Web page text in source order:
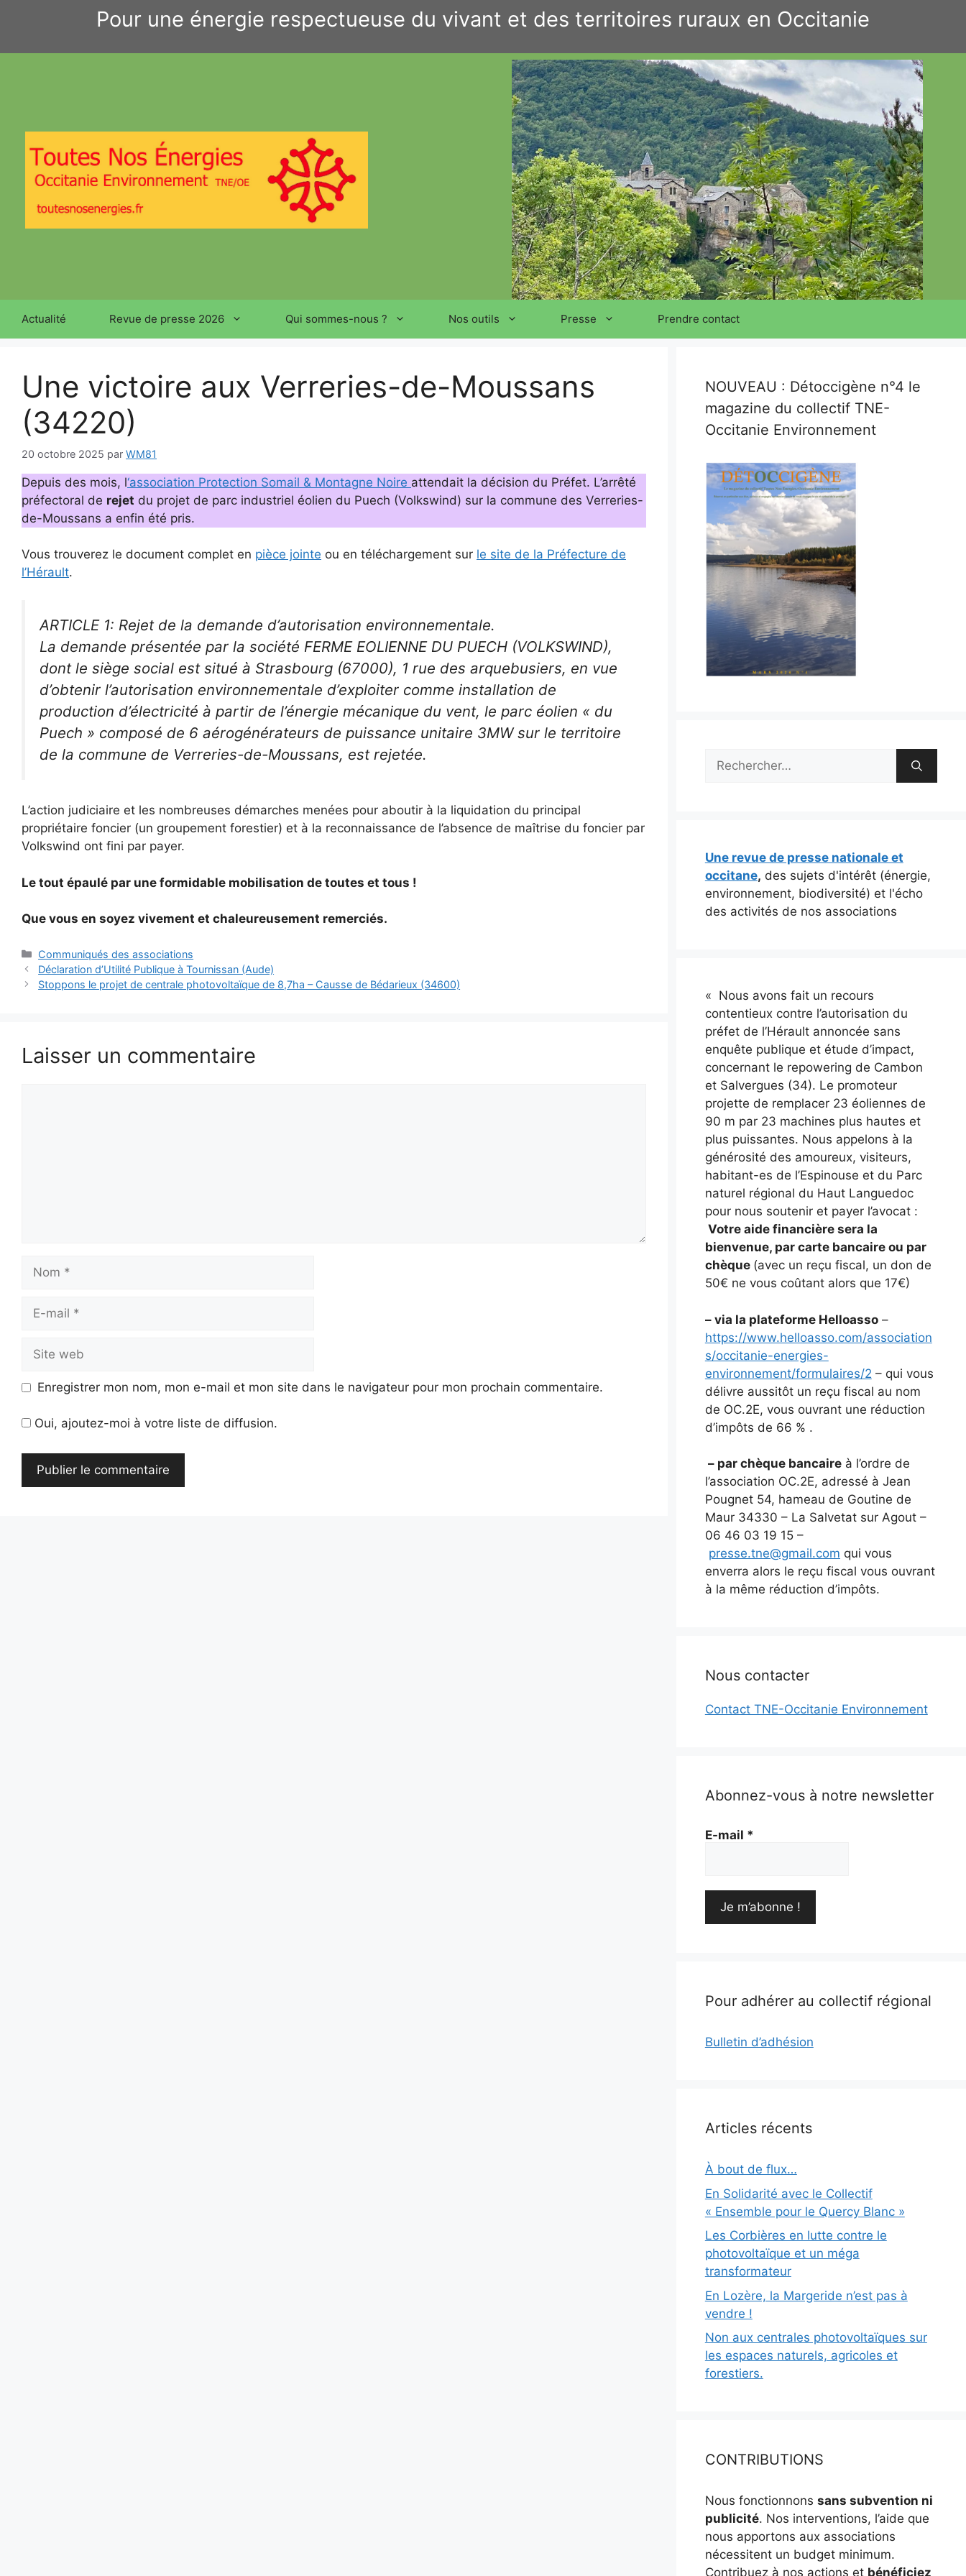
Pour une énergie respectueuse du vivant et des territoires ruraux en Occitanie
Actualité Revue de presse 2026 Qui sommes-nous ? Nos outils Presse Prendre contact
Une victoire aux Verreries-de-Moussans
(34220)
20 octobre 2025 par WM81
Depuis des mois, l‘association Protection Somail & Montagne Noire attendait la décision du Préfet. L’arrêté
préfectoral de rejet du projet de parc industriel éolien du Puech (Volkswind) sur la commune des Verreries-
de-Moussans a enfin été pris.
Vous trouverez le document complet en pièce jointe ou en téléchargement sur le site de la Préfecture de
l’Hérault.
ARTICLE 1: Rejet de la demande d’autorisation environnementale.
La demande présentée par la société FERME EOLIENNE DU PUECH (VOLKSWIND),
dont le siège social est situé à Strasbourg (67000), 1 rue des arquebusiers, en vue
d’obtenir l’autorisation environnementale d’exploiter comme installation de
production d’électricité à partir de l’énergie mécanique du vent, le parc éolien « du
Puech » composé de 6 aérogénérateurs de puissance unitaire 3MW sur le territoire
de la commune de Verreries-de-Moussans, est rejetée.
L’action judiciaire et les nombreuses démarches menées pour aboutir à la liquidation du principal
propriétaire foncier (un groupement forestier) et à la reconnaissance de l’absence de maîtrise du foncier par
Volkswind ont fini par payer.
Le tout épaulé par une formidable mobilisation de toutes et tous !
Que vous en soyez vivement et chaleureusement remerciés.
Catégories
Communiqués des associations
Déclaration d’Utilité Publique à Tournissan (Aude)
Stoppons le projet de centrale photovoltaïque de 8,7ha – Causse de Bédarieux (34600)
Laisser un commentaire
mail
web
Enregistrer mon nom, mon e-mail et mon site dans le navigateur pour mon prochain commentaire.
Oui, ajoutez-moi à votre liste de diffusion.
NOUVEAU : Détoccigène n°4 le
magazine du collectif TNE-
Occitanie Environnement
Rechercher :
Une revue de presse nationale et
occitane, des sujets d'intérêt (énergie,
environnement, biodiversité) et l'écho
des activités de nos associations
« Nous avons fait un recours
contentieux contre l’autorisation du
préfet de l’Hérault annoncée sans
enquête publique et étude d’impact,
concernant le repowering de Cambon
et Salvergues (34). Le promoteur
projette de remplacer 23 éoliennes de
90 m par 23 machines plus hautes et
plus puissantes. Nous appelons à la
générosité des amoureux, visiteurs,
habitant-es de l’Espinouse et du Parc
naturel régional du Haut Languedoc
pour nous soutenir et payer l’avocat :
Votre aide financière sera la
bienvenue, par carte bancaire ou par
chèque (avec un reçu fiscal, un don de
50€ ne vous coûtant alors que 17€)
– via la plateforme Helloasso–
https://www.helloasso.com/association
s/occitanie-energies-
environnement/formulaires/2 – qui vous
délivre aussitôt un reçu fiscal au nom
de OC.2E, vous ouvrant une réduction
d’impôts de 66 % .
– par chèque bancaireà l’ordre de
l’association OC.2E, adressé à Jean
Pougnet 54, hameau de Goutine de
Maur 34330 – La Salvetat sur Agout –
06 46 03 19 15 –
presse.tne@gmail.com qui vous
enverra alors le reçu fiscal vous ouvrant
à la même réduction d’impôts.
Nous contacter
Contact TNE-Occitanie Environnement
Abonnez-vous à notre newsletter
E-mail *
Pour adhérer au collectif régional
Bulletin d’adhésion
Articles récents
À bout de flux…
En Solidarité avec le Collectif
« Ensemble pour le Quercy Blanc »
Les Corbières en lutte contre le
photovoltaïque et un méga
transformateur
En Lozère, la Margeride n’est pas à
vendre !
Non aux centrales photovoltaïques sur
les espaces naturels, agricoles et
forestiers.
CONTRIBUTIONS
Nous fonctionnons sans subvention ni
publicité. Nos interventions, l’aide que
nous apportons aux associations
nécessitent un budget minimum.
Contribuez à nos actions et bénéficiez